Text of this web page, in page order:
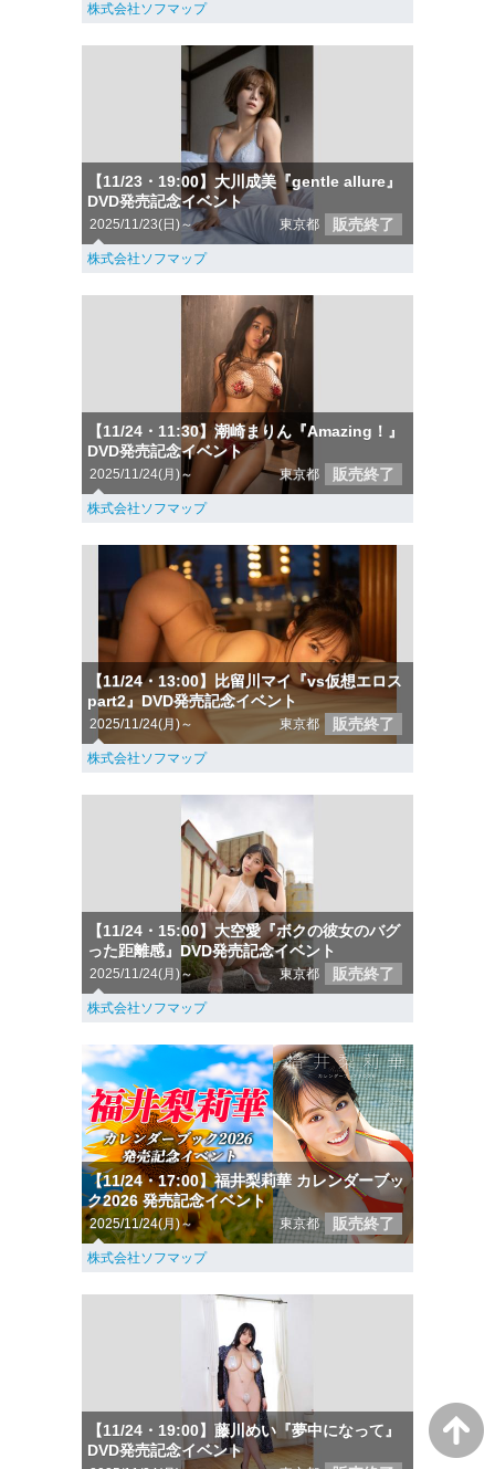
株式会社ソフマップ
【11/23・19:00】大川成美『gentle allure』
DVD発売記念イベント
2025/11/23(日)～ 東京都 販売終了
株式会社ソフマップ
【11/24・11:30】潮崎まりん『Amazing！』
DVD発売記念イベント
2025/11/24(月)～ 東京都 販売終了
株式会社ソフマップ
【11/24・13:00】比留川マイ『vs仮想エロス
part2』DVD発売記念イベント
2025/11/24(月)～ 東京都 販売終了
株式会社ソフマップ
【11/24・15:00】大空愛『ボクの彼女のバグ
った距離感』DVD発売記念イベント
2025/11/24(月)～ 東京都 販売終了
株式会社ソフマップ
【11/24・17:00】福井梨莉華 カレンダーブッ
ク2026 発売記念イベント
2025/11/24(月)～ 東京都 販売終了
株式会社ソフマップ
【11/24・19:00】藤川めい『夢中になって』
DVD発売記念イベント